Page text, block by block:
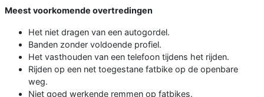
Meest voorkomende overtredingen
Het niet dragen van een autogordel.
Banden zonder voldoende profiel.
Het vasthouden van een telefoon tijdens het rijden.
Rijden op een net toegestane fatbike op de openbare
weg.
Niet goed werkende remmen op fatbikes.